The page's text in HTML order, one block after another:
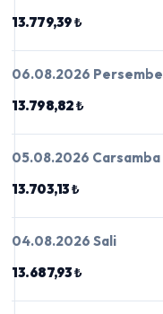
13.779,39 ₺
06.08.2026 Persembe
13.798,82 ₺
05.08.2026 Carsamba
13.703,13 ₺
04.08.2026 Sali
13.687,93 ₺